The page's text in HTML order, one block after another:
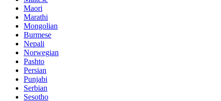
Maori
Marathi
Mongolian
Burmese
Nepali
Norwegian
Pashto
Persian
Punjabi
Serbian
Sesotho